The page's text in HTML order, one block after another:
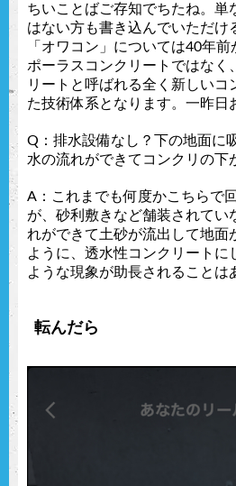
ちいことばご存知でちたね。単
はない方も書き込んでいただけ
「オワコン」については40年
ポーラスコンクリートではなく
リートと呼ばれる全く新しいコ
た技術体系となります。一昨日
Q：排水設備なし？下の地面に
水の流れができてコンクリの下
A：これまでも何度かこちらで
が、砂利敷きなど舗装されてい
れができて土砂が流出して地面
ように、透水性コンクリートに
ような現象が助長されることは
転んだら